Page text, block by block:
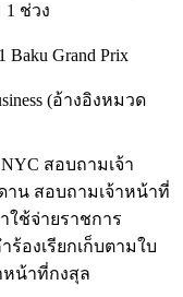
1 ช่วง
Grand Prix
(อ้างอิงหมวด
สอบถามเจ้า
าน สอบถามเจ้าหน้าที่
ใช้จ่ายราชการ
ร้องเรียกเก็บตามใบ
หน้าที่กงสุล